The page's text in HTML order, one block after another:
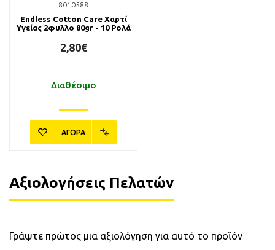
8010588
Endless Cotton Care Χαρτί
Υγείας 2φυλλο 80gr - 10 Ρολά
2,80€
Διαθέσιμο
ΑΓΟΡΑ
Αξιολογήσεις Πελατών
Γράψτε πρώτος μια αξιολόγηση για αυτό το προϊόν